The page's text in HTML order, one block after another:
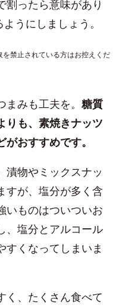
割ったら意味があり
うにしましょう。
禁止されている方はお控えくだ
みも工夫を。 糖質
りも、素焼きナッツ
おすすめです。
漬物やミックスナッ
すが、塩分が多く含
いものはついついお
、塩分とアルコール
すくなってしまいま
く、たくさん食べて